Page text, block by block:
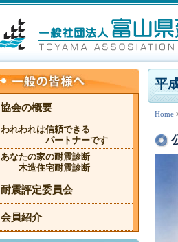
平
Home
協会の概要
われわれは信頼できる
パートナーです
あなたの家の耐震診断
木造住宅耐震診断
耐震評定委員会
会員紹介